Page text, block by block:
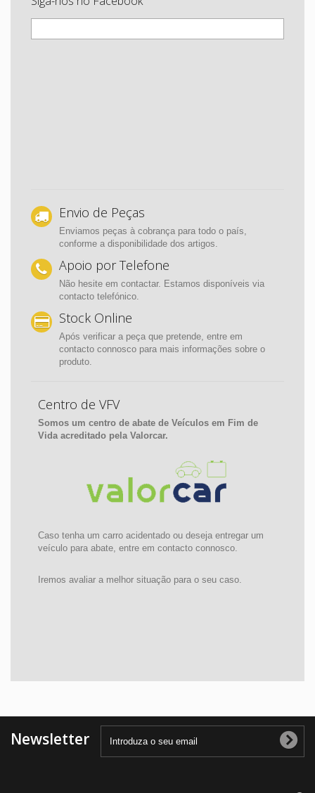
Envio de Peças
Enviamos peças à cobrança para todo o país,
conforme a disponibilidade dos artigos.
Apoio por Telefone
Não hesite em contactar. Estamos disponíveis via
contacto telefónico.
Stock Online
Após verificar a peça que pretende, entre em
contacto connosco para mais informações sobre o
produto.
Centro de VFV
Somos um centro de abate de Veículos em Fim de
Vida acreditado pela Valorcar.
Caso tenha um carro acidentado ou deseja entregar um
veículo para abate, entre em contacto connosco.
Iremos avaliar a melhor situação para o seu caso.
Newsletter